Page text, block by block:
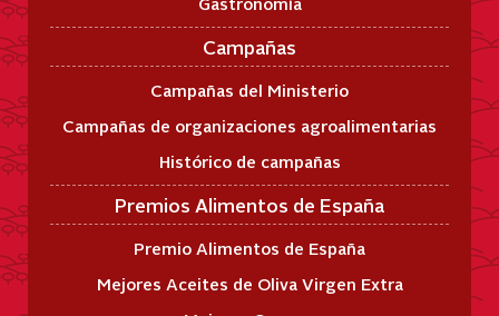
Campañas
Campañas del Ministerio
Campañas de organizaciones agroalimentarias
Histórico de campañas
Premios Alimentos de España
Premio Alimentos de España
Mejores Aceites de Oliva Virgen Extra